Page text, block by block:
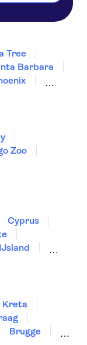
Tree
Barbara
Zoo
Observatory
Cyprus
IJsland
Kreta
Brugge